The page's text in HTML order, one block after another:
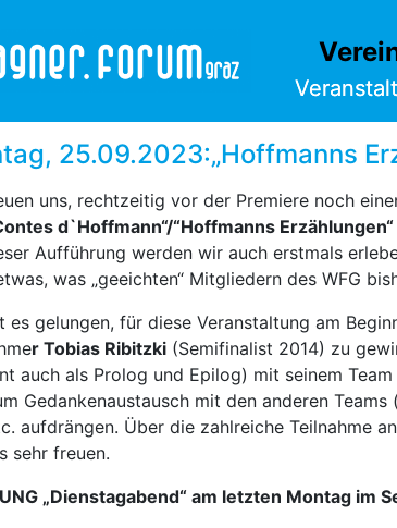
25.09.2023:„Hoffmanns
uns, rechtzeitig vor der Premiere noch
d`Hoffmann“/“Hoffmanns Erzählungen“
Aufführung werden wir auch erstmals
was „geeichten“ Mitgliedern des WFG
es gelungen, für diese Veranstaltung am
r Tobias Ribitzki (Semifinalist 2014) zu
auch als Prolog und Epilog) mit seinem
Gedankenaustausch mit den anderen
aufdrängen. Über die zahlreiche Teilnahme
sehr freuen.
„Dienstagabend“ am letzten Montag im